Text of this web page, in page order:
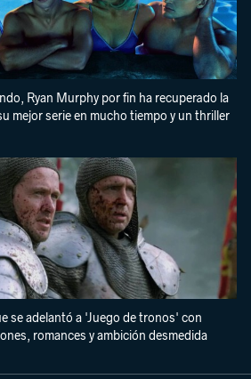
Ryan Murphy por fin ha recuperado la
mejor serie en mucho tiempo y un thriller
se adelantó a 'Juego de tronos' con
romances y ambición desmedida